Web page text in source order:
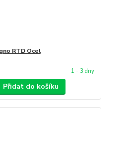
RTD Ocel
1 - 3 dny
Přidat do košíku